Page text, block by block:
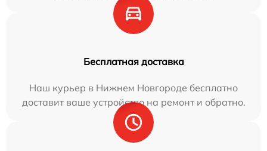
Бесплатная доставка
Наш курьер в Нижнем Новгороде бесплатно
доставит ваше устройство на ремонт и обратно.